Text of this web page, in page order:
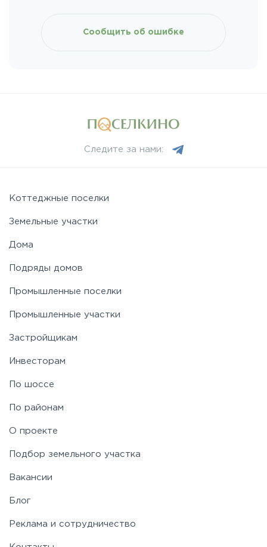
Новорижское
Носовихинское
Рогачёвское
Таракановское
Щелковское
Сообщить об ошибке
Следите за нами:
Коттеджные поселки
Земельные участки
Дома
Подряды домов
Промышленные поселки
Промышленные участки
Застройщикам
Инвесторам
По шоссе
По районам
О проекте
Подбор земельного участка
Вакансии
Блог
Реклама и сотрудничество